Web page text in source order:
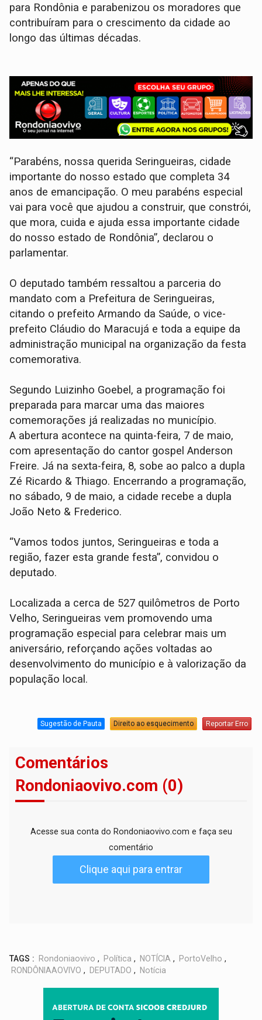
para Rondônia e parabenizou os moradores que
contribuíram para o crescimento da cidade ao
longo das últimas décadas.
“Parabéns, nossa querida Seringueiras, cidade
importante do nosso estado que completa 34
anos de emancipação. O meu parabéns especial
vai para você que ajudou a construir, que constrói,
que mora, cuida e ajuda essa importante cidade
do nosso estado de Rondônia”, declarou o
parlamentar.
O deputado também ressaltou a parceria do
mandato com a Prefeitura de Seringueiras,
citando o prefeito Armando da Saúde, o vice-
prefeito Cláudio do Maracujá e toda a equipe da
administração municipal na organização da festa
comemorativa.
Segundo Luizinho Goebel, a programação foi
preparada para marcar uma das maiores
comemorações já realizadas no município.
A abertura acontece na quinta-feira, 7 de maio,
com apresentação do cantor gospel Anderson
Freire. Já na sexta-feira, 8, sobe ao palco a dupla
Zé Ricardo & Thiago. Encerrando a programação,
no sábado, 9 de maio, a cidade recebe a dupla
João Neto & Frederico.
“Vamos todos juntos, Seringueiras e toda a
região, fazer esta grande festa”, convidou o
deputado.
Localizada a cerca de 527 quilômetros de Porto
Velho, Seringueiras vem promovendo uma
programação especial para celebrar mais um
aniversário, reforçando ações voltadas ao
desenvolvimento do município e à valorização da
população local.
Sugestão de Pauta Direito ao esquecimento Reportar Erro
Comentários
Rondoniaovivo.com (0)
Acesse sua conta do Rondoniaovivo.com e faça seu
comentário
Clique aqui para entrar
TAGS : Rondoniaovivo , Política , NOTÍCIA , PortoVelho ,
RONDÔNIAAOVIVO , DEPUTADO , Notícia